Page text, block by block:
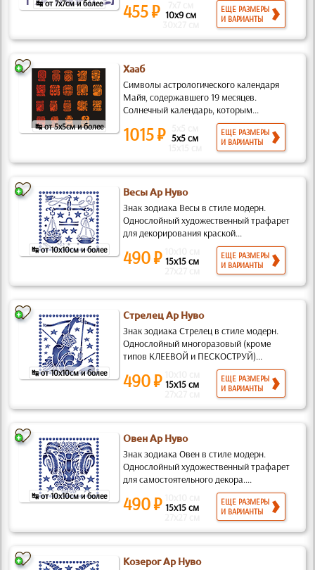
↹ от 7x7см и более 455 ₽ 10x9 см
ЕЩЕ РАЗМЕРЫ
И ВАРИАНТЫ
↹ от 5x5см и более
Хааб
Символы астрологического календаря
Майя, содержавшего 19 месяцев.
Солнечный календарь, которым...
1015 ₽ 5x5 см
ЕЩЕ РАЗМЕРЫ
И ВАРИАНТЫ
↹ от 10x10см и более
Весы Ар Нуво
Знак зодиака Весы в стиле модерн.
Однослойный художественный трафарет
для декорирования краской...
490 ₽ 15x15 см
ЕЩЕ РАЗМЕРЫ
И ВАРИАНТЫ
↹ от 10x10см и более
Стрелец Ар Нуво
Знак зодиака Стрелец в стиле модерн.
Однослойный многоразовый (кроме
типов КЛЕЕВОЙ и ПЕСКОСТРУЙ)...
490 ₽ 15x15 см
ЕЩЕ РАЗМЕРЫ
И ВАРИАНТЫ
↹ от 10x10см и более
Овен Ар Нуво
Знак зодиака Овен в стиле модерн.
Однослойный художественный трафарет
для самостоятельного декора....
490 ₽ 15x15 см
ЕЩЕ РАЗМЕРЫ
И ВАРИАНТЫ
Козерог Ар Нуво